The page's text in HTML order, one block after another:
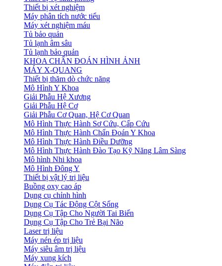
Thiết bị xét nghiệm
Máy phân tích nước tiểu
Máy xét nghiệm máu
Tủ bảo quản
Tủ lạnh âm sâu
Tủ lạnh bảo quản
KHOA CHẨN ĐOÁN HÌNH ẢNH
MÁY X-QUANG
Thiết bị thăm dò chức năng
Mô Hình Y Khoa
Giải Phẫu Hệ Xương
Giải Phẫu Hệ Cơ
Giải Phẫu Cơ Quan, Hệ Cơ Quan
Mô Hình Thực Hành Sơ Cứu, Cấp Cứu
Mô Hình Thực Hành Chẩn Đoán Y Khoa
Mô Hình Thực Hành Điều Dưỡng
Mô Hình Thực Hành Đào Tạo Kỹ Năng Lâm Sàng
Mô hình Nhi khoa
Mô Hình Đông Y
Thiết bị vật lý trị liệu
Buồng oxy cao áp
Dụng cụ chỉnh hình
Dụng Cụ Tác Động Cột Sống
Dụng Cụ Tập Cho Người Tai Biến
Dụng Cụ Tập Cho Trẻ Bại Não
Laser trị liệu
Máy nén ép trị liệu
Máy siêu âm trị liệu
Máy xung kích